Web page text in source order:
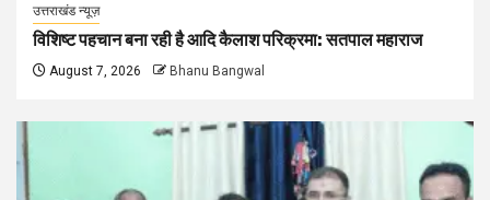
उत्तराखंड न्यूज़
विशिष्ट पहचान बना रही है आदि कैलाश परिक्रमा: सतपाल महाराज
August 7, 2026 Bhanu Bangwal